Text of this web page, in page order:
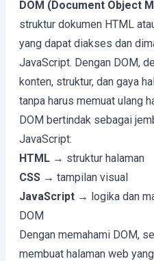
DOM (Document Object
struktur dokumen HTML
yang dapat diakses dan
JavaScript. Dengan DOM,
konten, struktur, dan gaya
tanpa harus memuat ulang
DOM bertindak sebagai
JavaScript:
HTML → struktur halaman
CSS → tampilan visual
JavaScript → logika dan
DOM
Dengan memahami DOM,
membuat halaman web